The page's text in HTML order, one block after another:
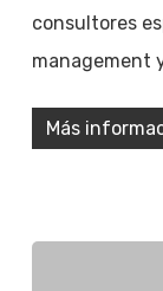
consultores
management
Más